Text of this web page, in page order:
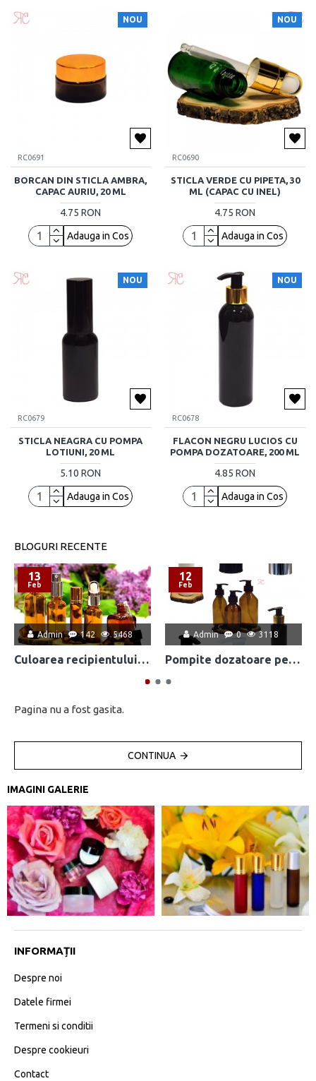
NOU
RC0691
BORCAN DIN STICLA AMBRA,
CAPAC AURIU, 20 ML
4.75 RON
Adauga in Cos
NOU
RC0690
STICLA VERDE CU PIPETA, 30
ML (CAPAC CU INEL)
4.75 RON
Adauga in Cos
NOU
RC0679
STICLA NEAGRA CU POMPA
LOTIUNI, 20 ML
5.10 RON
Adauga in Cos
NOU
RC0678
FLACON NEGRU LUCIOS CU
POMPA DOZATOARE, 200 ML
4.85 RON
Adauga in Cos
BLOGURI RECENTE
13
Feb
Admin 142 5468
Culoarea recipientului: cât de importantă este pentru produsul final?
12
Feb
Admin 0 3118
Pompite dozatoare pentru recipiente cosmetice: scurta istorie, mod de folosire, utilizare, avantaje
Pagina nu a fost gasita.
CONTINUA
IMAGINI GALERIE
INFORMAȚII
Despre noi
Datele firmei
Termeni si conditii
Despre cookieuri
Contact